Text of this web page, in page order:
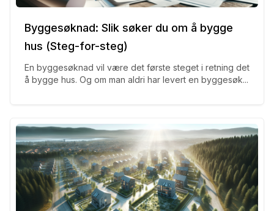
Byggesøknad: Slik søker du om å bygge
hus (Steg-for-steg)
En byggesøknad vil være det første steget i retning det
å bygge hus. Og om man aldri har levert en byggesøk...